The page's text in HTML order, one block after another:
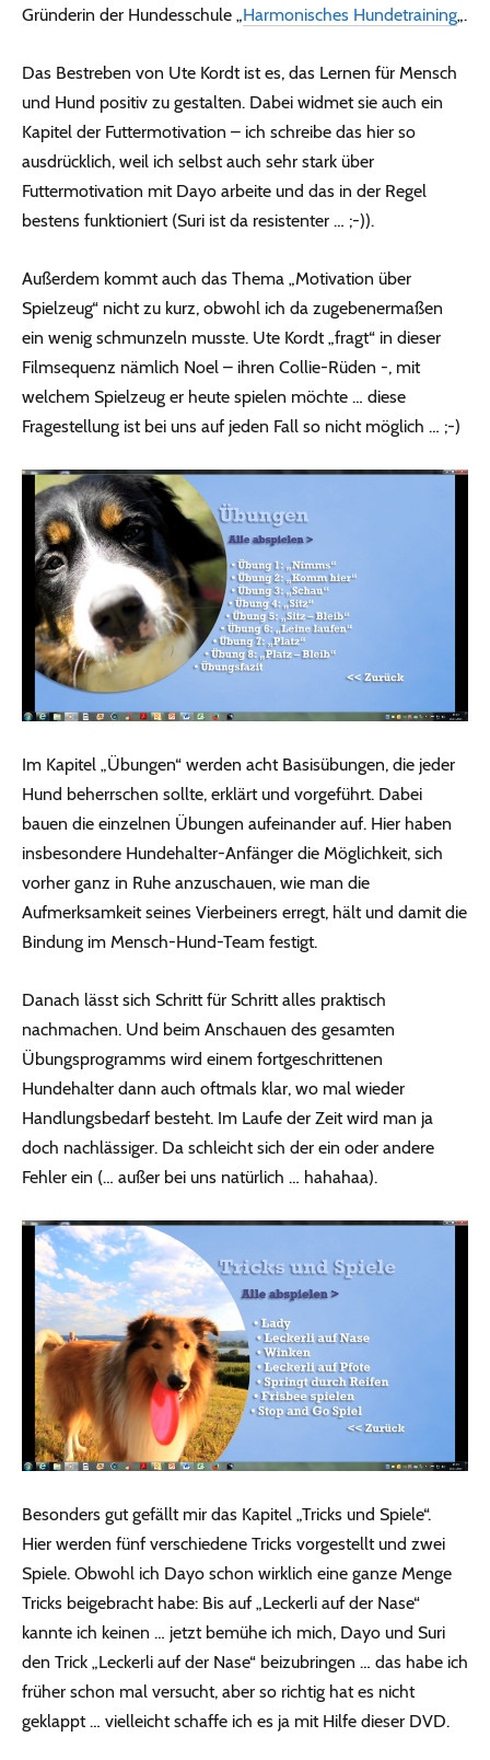
Gründerin der Hundesschule „Harmonisches Hundetraining„.
Das Bestreben von Ute Kordt ist es, das Lernen für Mensch
und Hund positiv zu gestalten. Dabei widmet sie auch ein
Kapitel der Futtermotivation – ich schreibe das hier so
ausdrücklich, weil ich selbst auch sehr stark über
Futtermotivation mit Dayo arbeite und das in der Regel
bestens funktioniert (Suri ist da resistenter … ;-)).
Außerdem kommt auch das Thema „Motivation über
Spielzeug“ nicht zu kurz, obwohl ich da zugebenermaßen
ein wenig schmunzeln musste. Ute Kordt „fragt“ in dieser
Filmsequenz nämlich Noel – ihren Collie-Rüden -, mit
welchem Spielzeug er heute spielen möchte … diese
Fragestellung ist bei uns auf jeden Fall so nicht möglich … ;-)
Im Kapitel „Übungen“ werden acht Basisübungen, die jeder
Hund beherrschen sollte, erklärt und vorgeführt. Dabei
bauen die einzelnen Übungen aufeinander auf. Hier haben
insbesondere Hundehalter-Anfänger die Möglichkeit, sich
vorher ganz in Ruhe anzuschauen, wie man die
Aufmerksamkeit seines Vierbeiners erregt, hält und damit die
Bindung im Mensch-Hund-Team festigt.
Danach lässt sich Schritt für Schritt alles praktisch
nachmachen. Und beim Anschauen des gesamten
Übungsprogramms wird einem fortgeschrittenen
Hundehalter dann auch oftmals klar, wo mal wieder
Handlungsbedarf besteht. Im Laufe der Zeit wird man ja
doch nachlässiger. Da schleicht sich der ein oder andere
Fehler ein (… außer bei uns natürlich … hahahaa).
Besonders gut gefällt mir das Kapitel „Tricks und Spiele“.
Hier werden fünf verschiedene Tricks vorgestellt und zwei
Spiele. Obwohl ich Dayo schon wirklich eine ganze Menge
Tricks beigebracht habe: Bis auf „Leckerli auf der Nase“
kannte ich keinen … jetzt bemühe ich mich, Dayo und Suri
den Trick „Leckerli auf der Nase“ beizubringen … das habe ich
früher schon mal versucht, aber so richtig hat es nicht
geklappt … vielleicht schaffe ich es ja mit Hilfe dieser DVD.